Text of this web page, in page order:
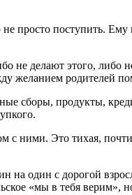
просто поступить.
не делают этого, либо
желанием родителей
сборы, продукты,
с ними. Это тихая, почти
на один с дорогой
«мы в тебя верим»,